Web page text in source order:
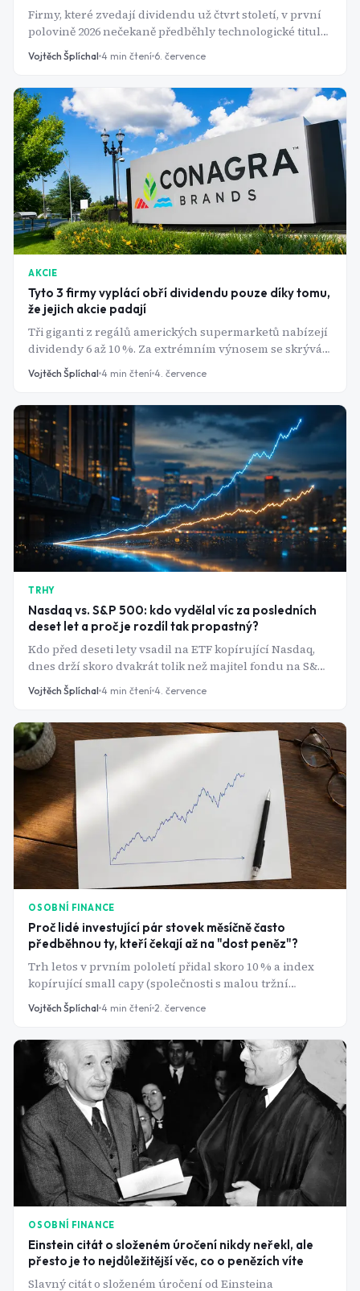
Firmy, které zvedají dividendu už čtvrt století, v první
polovině 2026 nečekaně předběhly technologické tituly.
Co skrývá exkluzivní klub 69 dividendových
aristokratů?
Vojtěch Šplíchal 4 min čtení 6. července
AKCIE
Tyto 3 firmy vyplácí obří dividendu pouze díky tomu,
že jejich akcie padají
Tři giganti z regálů amerických supermarketů nabízejí
dividendy 6 až 10 %. Za extrémním výnosem se skrývá
stejný příběh - padající akcie, ne štědřejší firma.
Vojtěch Šplíchal 4 min čtení 4. července
TRHY
Nasdaq vs. S&P 500: kdo vydělal víc za posledních
deset let a proč je rozdíl tak propastný?
Kdo před deseti lety vsadil na ETF kopírující Nasdaq,
dnes drží skoro dvakrát tolik než majitel fondu na S&P
500. Čísla ukazují, proč se koncentrace na pár firem
zatím vyplácela.
Vojtěch Šplíchal 4 min čtení 4. července
OSOBNÍ FINANCE
Proč lidé investující pár stovek měsíčně často
předběhnou ty, kteří čekají až na "dost peněz"?
Trh letos v prvním pololetí přidal skoro 10 % a index
kopírující small capy (společnosti s malou tržní
kapitalizací do 2 miliard dolarů) dokonce téměř 20 %.
Kdo čekal na velký balík peněz, aby "začal pořádně",
Vojtěch Šplíchal 4 min čtení 2. července
OSOBNÍ FINANCE
Einstein citát o složeném úročení nikdy neřekl, ale
přesto je to nejdůležitější věc, co o penězích víte
Slavný citát o složeném úročení od Einsteina